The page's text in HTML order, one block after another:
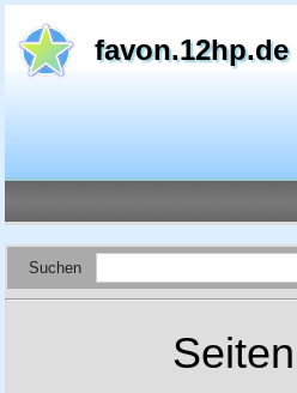
favon.12hp.de
Suchen